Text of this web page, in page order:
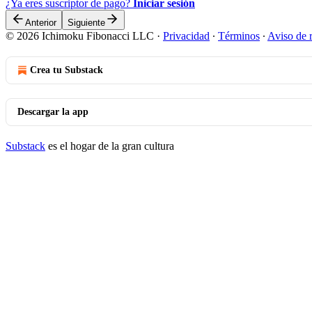
¿Ya eres suscriptor de pago? Iniciar sesión
Anterior Siguiente
© 2026 Ichimoku Fibonacci LLC · Privacidad ∙ Términos ∙ Aviso de
Crea tu Substack
Descargar la app
Substack es el hogar de la gran cultura